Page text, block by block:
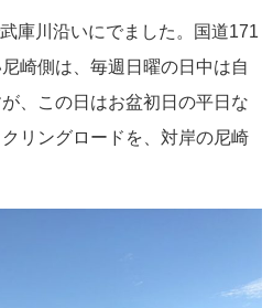
庫川沿いにでました。国道171
崎側は、毎週日曜の日中は自
、この日はお盆初日の平日な
リングロードを、対岸の尼崎